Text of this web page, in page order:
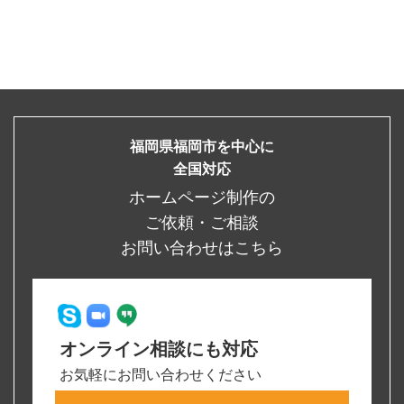
福岡県福岡市を中心に
全国対応
ホームページ制作の
ご依頼・ご相談
お問い合わせはこちら
オンライン相談にも対応
お気軽にお問い合わせください